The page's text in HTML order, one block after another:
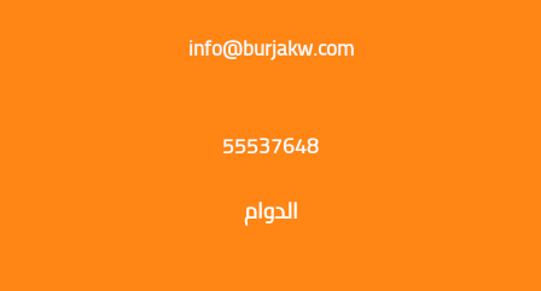
info@burjakw.com
55537648
الدوام